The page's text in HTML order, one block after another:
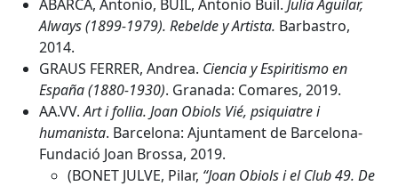
ABARCA, Antonio, BUIL, Antonio Buil. Julia Aguilar,
Always (1899-1979). Rebelde y Artista. Barbastro,
2014.
GRAUS FERRER, Andrea. Ciencia y Espiritismo en
España (1880-1930). Granada: Comares, 2019.
AA.VV.Art i follia. Joan Obiols Vié, psiquiatre i
humanista. Barcelona: Ajuntament de Barcelona-
Fundació Joan Brossa, 2019.
(BONET JULVE, Pilar, “Joan Obiols i el Club 49. De